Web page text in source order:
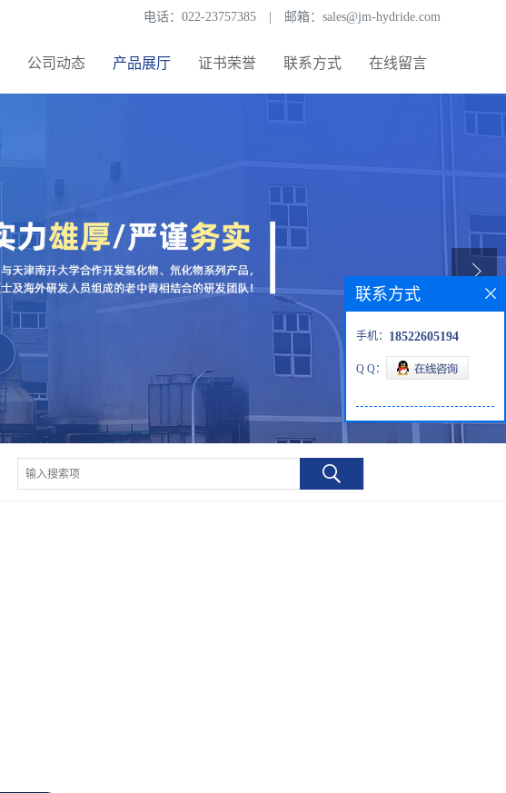
电话： 022-23757385 邮箱： sales@jm-hydride.com
公司动态 产品展厅 证书荣誉 联系方式 在线留言
联系方式
手机： 18522605194
Q Q：